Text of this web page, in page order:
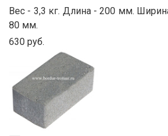
Вес - 3,3 кг. Длина - 200 мм.
80 мм.
630 руб.